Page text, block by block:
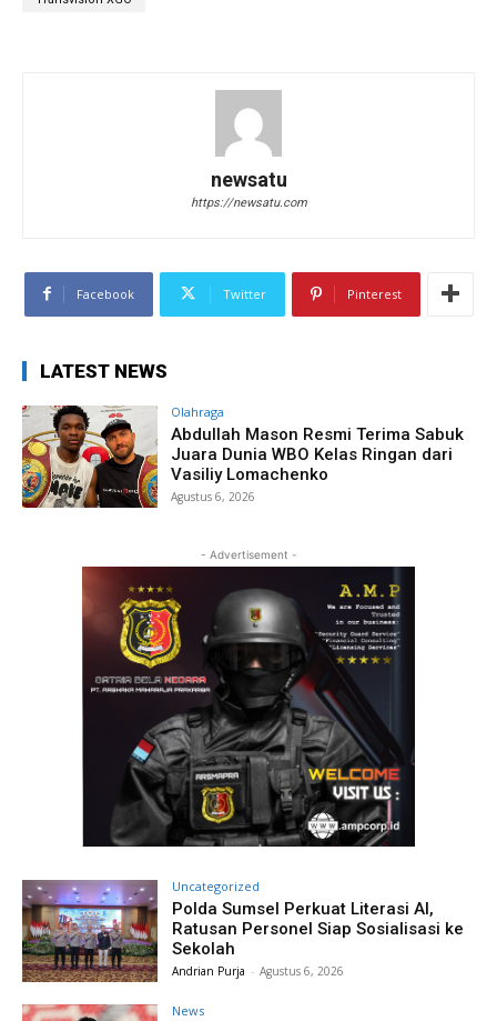
newsatu
https://newsatu.com
Facebook Twitter Pinterest
LATEST NEWS
Olahraga
Abdullah Mason Resmi Terima Sabuk
Juara Dunia WBO Kelas Ringan dari
Vasiliy Lomachenko
Agustus 6, 2026
- Advertisement -
Uncategorized
Polda Sumsel Perkuat Literasi AI,
Ratusan Personel Siap Sosialisasi ke
Sekolah
Andrian Purja - Agustus 6, 2026
News